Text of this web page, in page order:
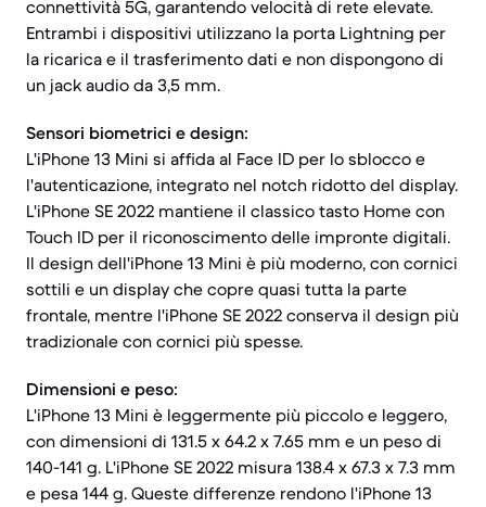
connettività 5G, garantendo velocità di rete elevate.
Entrambi i dispositivi utilizzano la porta Lightning per
la ricarica e il trasferimento dati e non dispongono di
un jack audio da 3,5 mm.
Sensori biometrici e design:
L'iPhone 13 Mini si affida al Face ID per lo sblocco e
l'autenticazione, integrato nel notch ridotto del display.
L'iPhone SE 2022 mantiene il classico tasto Home con
Touch ID per il riconoscimento delle impronte digitali.
Il design dell'iPhone 13 Mini è più moderno, con cornici
sottili e un display che copre quasi tutta la parte
frontale, mentre l'iPhone SE 2022 conserva il design più
tradizionale con cornici più spesse.
Dimensioni e peso:
L'iPhone 13 Mini è leggermente più piccolo e leggero,
con dimensioni di 131.5 x 64.2 x 7.65 mm e un peso di
140-141 g. L'iPhone SE 2022 misura 138.4 x 67.3 x 7.3 mm
e pesa 144 g. Queste differenze rendono l'iPhone 13